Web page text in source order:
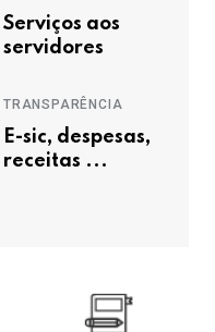
Serviços aos
servidores
TRANSPARÊNCIA
E-sic, despesas,
receitas ...